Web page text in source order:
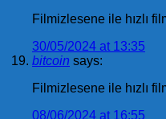
Filmizlesene ile hızlı
30/05/2024 at 13:35
bitcoin says:
Filmizlesene ile hızlı
08/06/2024 at 16:55